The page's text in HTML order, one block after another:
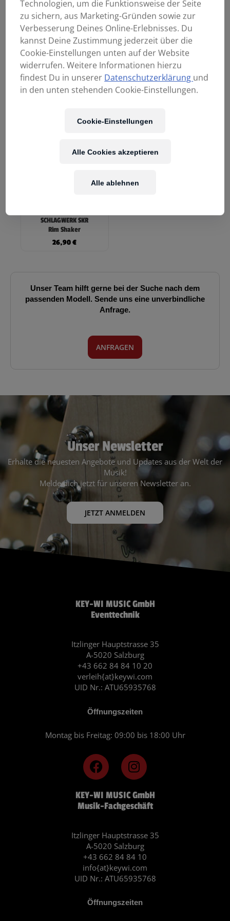
SCHLAGWERK PC 10/4
Power Chimes 4er
Set
89,00€
SCHLAGWERK RTF 60
Rahmentrommel
60cm mit Füssen
299,00€
SCHLAGWERK SKR
Rim Shaker
26,90€
Unser Team hilft gerne bei der Suche nach dem
passenden Modell. Sende uns eine unverbindliche
Anfrage.
ANFRAGEN
Unser Newsletter
Erhalte die neuesten Angebote und Updates aus der Welt der
Musik!
Melde dich jetzt für unseren Newsletter an.
JETZT ANMELDEN
KEY-WI MUSIC GmbH
Musik-Fachgeschäft
Itzlinger Hauptstrasse 35
A-5020 Salzburg
+43 662 84 84 10
info{at}keywi.com
UID Nr.: ATU65935768
Öffnungszeiten
F
a
c
e
b
o
k
I
n
s
t
a
r
a
m
KEY-WI MUSIC GmbH
Eventtechnik
Itzlinger Hauptstrasse 35
A-5020 Salzburg
+43 662 84 84 10 20
verleih{at}keywi.com
UID Nr.: ATU65935768
Öffnungszeiten
Montag bis Freitag: 09:00 bis 18:00 Uhr
Technologien, um die Funktionsweise der Seite
zu sichern, aus Marketing-Gründen sowie zur
Verbesserung Deines Online-Erlebnisses. Du
kannst Deine Zustimmung jederzeit über die
Cookie-Einstellungen unten auf der Website
widerrufen. Weitere Informationen hierzu
findest Du in unserer Datenschutzerklärung und
in den unten stehenden Cookie-Einstellungen.
Cookie-Einstellungen
Alle ablehnen
Alle Cookies akzeptieren